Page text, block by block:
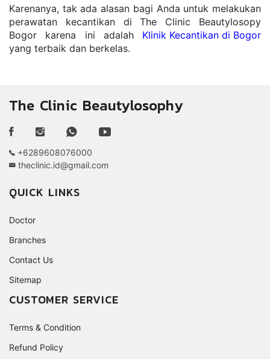
Karenanya, tak ada alasan bagi Anda untuk melakukan
perawatan kecantikan di The Clinic Beautylosopy
Bogor karena ini adalah Klinik Kecantikan di Bogor
yang terbaik dan berkelas.
The Clinic Beautylosophy
+6289608076000
theclinic.id@gmail.com
QUICK LINKS
Doctor
Branches
Contact Us
Sitemap
CUSTOMER SERVICE
Terms & Condition
Refund Policy